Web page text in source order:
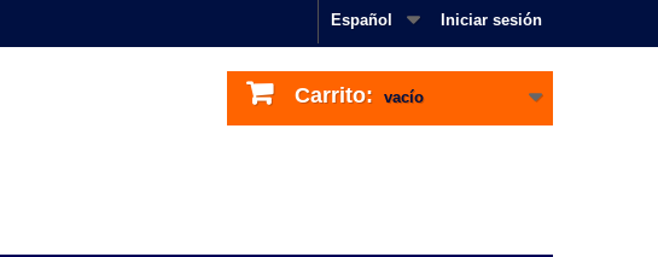
Iniciar sesión
Español
Carrito: vacío